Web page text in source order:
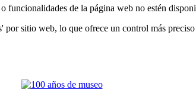
funcionalidades de la página web no estén
sitio web, lo que ofrece un control más